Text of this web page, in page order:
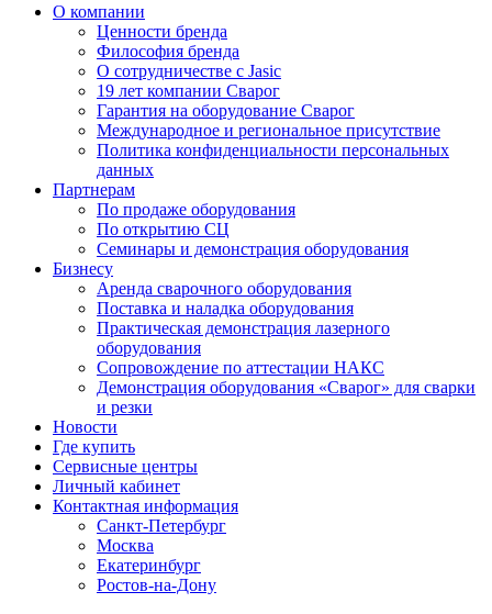
О компании
Ценности бренда
Философия бренда
О сотрудничестве с Jasic
19 лет компании Сварог
Гарантия на оборудование Сварог
Международное и региональное присутствие
Политика конфиденциальности персональных
данных
Партнерам
По продаже оборудования
По открытию СЦ
Семинары и демонстрация оборудования
Бизнесу
Аренда сварочного оборудования
Поставка и наладка оборудования
Практическая демонстрация лазерного
оборудования
Сопровождение по аттестации НАКС
Демонстрация оборудования «Сварог» для сварки
и резки
Новости
Где купить
Сервисные центры
Личный кабинет
Контактная информация
Санкт-Петербург
Москва
Екатеринбург
Ростов-на-Дону